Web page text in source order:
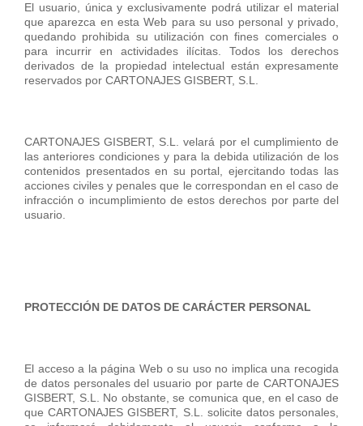
El usuario, única y exclusivamente podrá utilizar el material
que aparezca en esta Web para su uso personal y privado,
quedando prohibida su utilización con fines comerciales o
para incurrir en actividades ilícitas. Todos los derechos
derivados de la propiedad intelectual están expresamente
reservados por CARTONAJES GISBERT, S.L.
CARTONAJES GISBERT, S.L. velará por el cumplimiento de
las anteriores condiciones y para la debida utilización de los
contenidos presentados en su portal, ejercitando todas las
acciones civiles y penales que le correspondan en el caso de
infracción o incumplimiento de estos derechos por parte del
usuario.
PROTECCIÓN DE DATOS DE CARÁCTER PERSONAL
El acceso a la página Web o su uso no implica una recogida
de datos personales del usuario por parte de CARTONAJES
GISBERT, S.L. No obstante, se comunica que, en el caso de
que CARTONAJES GISBERT, S.L. solicite datos personales,